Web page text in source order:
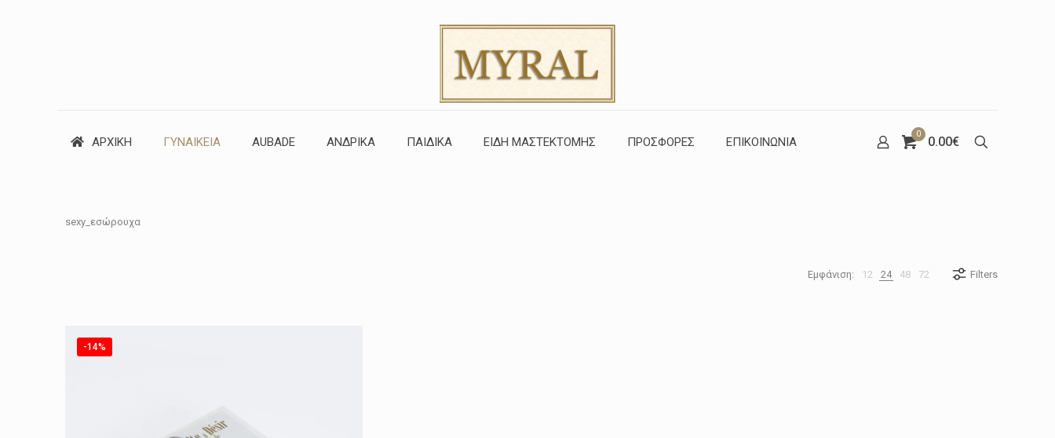
ΑΡΧΙΚΗ ΓΥΝΑΙΚΕΙΑ AUBADE ΑΝΔΡΙΚΑ ΠΑΙΔΙΚΑ ΕΙΔΗ ΜΑΣΤΕΚΤΟΜΗΣ ΠΡΟΣΦΟΡΕΣ ΕΠΙΚΟΙΝΩΝΙΑ
0
0.00€
sexy_εσώρουχα
Εμφάνιση: 12 24 48 72 Filters
-14%